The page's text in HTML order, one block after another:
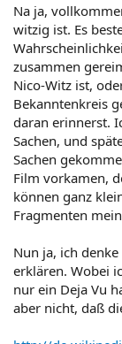
Na ja,
witzig ist. Es
zusammen
Nico-Witz ist,
Bekanntenkreis
daran erinnerst.
Sachen, und
Sachen
Film vorkamen,
können ganz
Fragmenten
Nun ja, ich
erklären. Wobei
nur ein Deja Vu
aber nicht, daß